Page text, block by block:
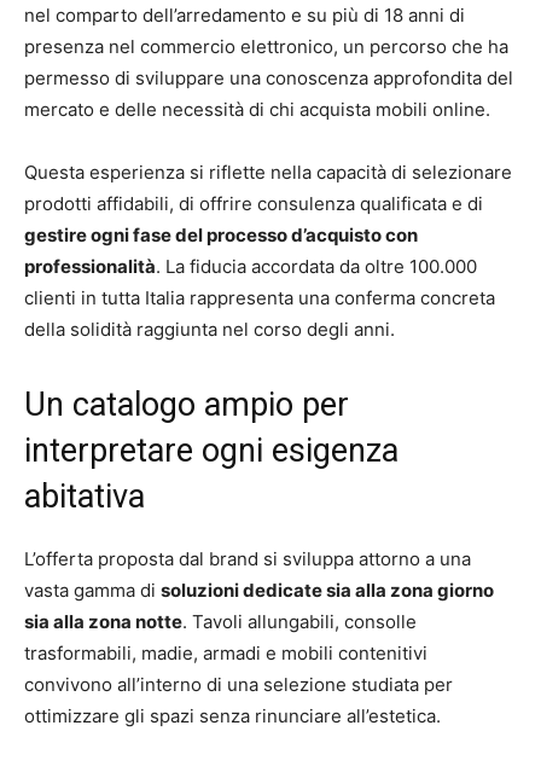
nel comparto dell’arredamento e su più di 18 anni di
presenza nel commercio elettronico, un percorso che ha
permesso di sviluppare una conoscenza approfondita del
mercato e delle necessità di chi acquista mobili online.
Questa esperienza si riflette nella capacità di selezionare
prodotti affidabili, di offrire consulenza qualificata e di
gestire ogni fase del processo d’acquisto con
professionalità. La fiducia accordata da oltre 100.000
clienti in tutta Italia rappresenta una conferma concreta
della solidità raggiunta nel corso degli anni.
Un catalogo ampio per
interpretare ogni esigenza
abitativa
L’offerta proposta dal brand si sviluppa attorno a una
vasta gamma di soluzioni dedicate sia alla zona giorno
sia alla zona notte. Tavoli allungabili, consolle
trasformabili, madie, armadi e mobili contenitivi
convivono all’interno di una selezione studiata per
ottimizzare gli spazi senza rinunciare all’estetica.